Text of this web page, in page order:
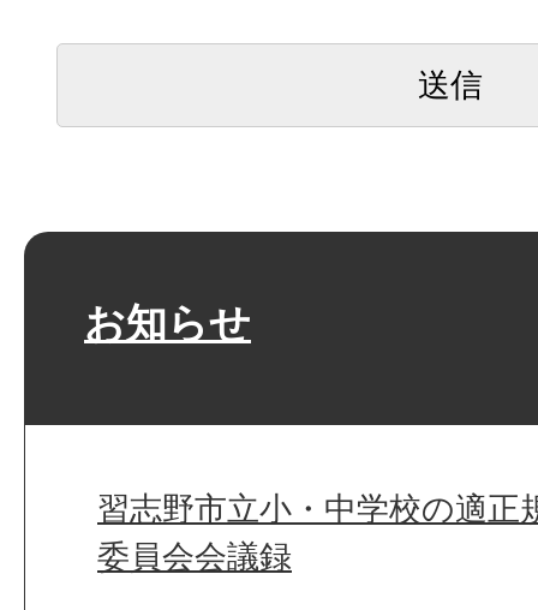
お知らせ
習志野市立小・中学校の適正
委員会会議録